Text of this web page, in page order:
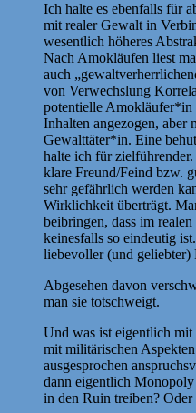
Ich halte es ebenfalls für
mit realer Gewalt in
wesentlich höheres
Nach Amokläufen liest
auch
von Verwechslung
potentielle
Inhalten angezogen, aber
Gewalttäter*in. Eine
halte ich für zielführender.
klare Freund/Feind bzw.
sehr gefährlich werden
Wirklichkeit überträgt.
beibringen, dass im
keinesfalls so eindeutig
liebevoller (und geliebter)
Abgesehen davon
man sie totschweigt.
Und was ist eigentlich mit
mit militärischen
ausgesprochen
dann eigentlich
in den Ruin treiben? Oder